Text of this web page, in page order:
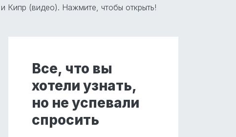
Кипр (видео). Нажмите, чтобы открыть!
Все, что вы
хотели узнать,
но не успевали
спросить